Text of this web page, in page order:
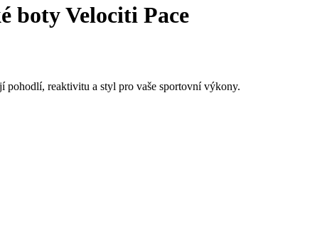
boty Velociti Pace
pohodlí, reaktivitu a styl pro vaše sportovní výkony.